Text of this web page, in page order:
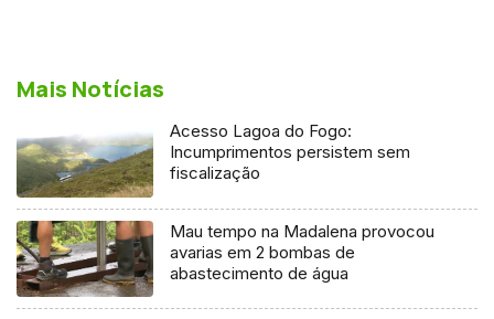
Mais Notícias
Acesso Lagoa do Fogo:
Incumprimentos persistem sem
fiscalização
Mau tempo na Madalena provocou
avarias em 2 bombas de
abastecimento de água